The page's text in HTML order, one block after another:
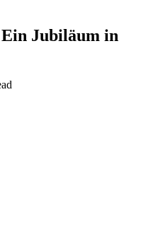
Ein Jubiläum in